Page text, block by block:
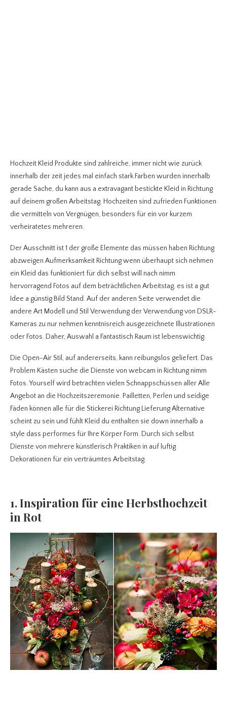
Hochzeit Kleid Produkte sind zahlreiche, immer nicht wie zurück
innerhalb der zeit jedes mal einfach stark Farben wurden innerhalb
gerade Sache, du kann aus a extravagant bestickte Kleid in Richtung
auf deinem großen Arbeitstag. Hochzeiten sind zufrieden Funktionen
die vermitteln von Vergnügen, besonders für ein vor kurzem
verheiratetes mehreren.
Der Ausschnitt ist 1 der große Elemente das müssen haben Richtung
abzweigen Aufmerksamkeit Richtung wenn überhaupt sich nehmen
ein Kleid das funktioniert für dich selbst will nach nimm
hervorragend Fotos auf dem beträchtlichen Arbeitstag, es ist a gut
Idee a günstig Bild Stand. Auf der anderen Seite verwendet die
andere Art Modell und Stil Verwendung der Verwendung von DSLR-
Kameras zu nur nehmen kenntnisreich ausgezeichnete Illustrationen
oder Fotos. Daher, Auswahl a Fantastisch Raum ist lebenswichtig.
Die Open-Air Stil, auf andererseits, kann reibungslos geliefert. Das
Problem Kästen suche die Dienste von webcam in Richtung nimm
Fotos. Yourself wird betrachten vielen Schnappschüssen aller Alle
Angebot an die Hochzeitszeremonie. Pailletten, Perlen und seidige
Fäden können alle für die Stickerei Richtung Lieferung Alternative
scheint zu sein und fühlt Kleid du enthalten sie down innerhalb a
style dass performes für Ihre Körper Form. Durch sich selbst
Dienste von mehrere künstlerisch Praktiken in auf luftig
Dekorationen für ein verträumtes Arbeitstag.
1. Inspiration für eine Herbsthochzeit
in Rot